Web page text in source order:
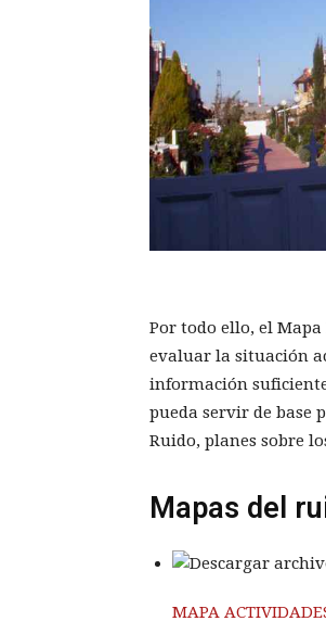
Por todo ello, el
evaluar la situación
información
pueda servir de base
Ruido, planes sobre
Mapas del
MAPA